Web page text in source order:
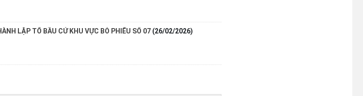
LẬP TỔ BẦU CỬ KHU VỰC BỎ PHIẾU SỐ 07 (26/02/2026)